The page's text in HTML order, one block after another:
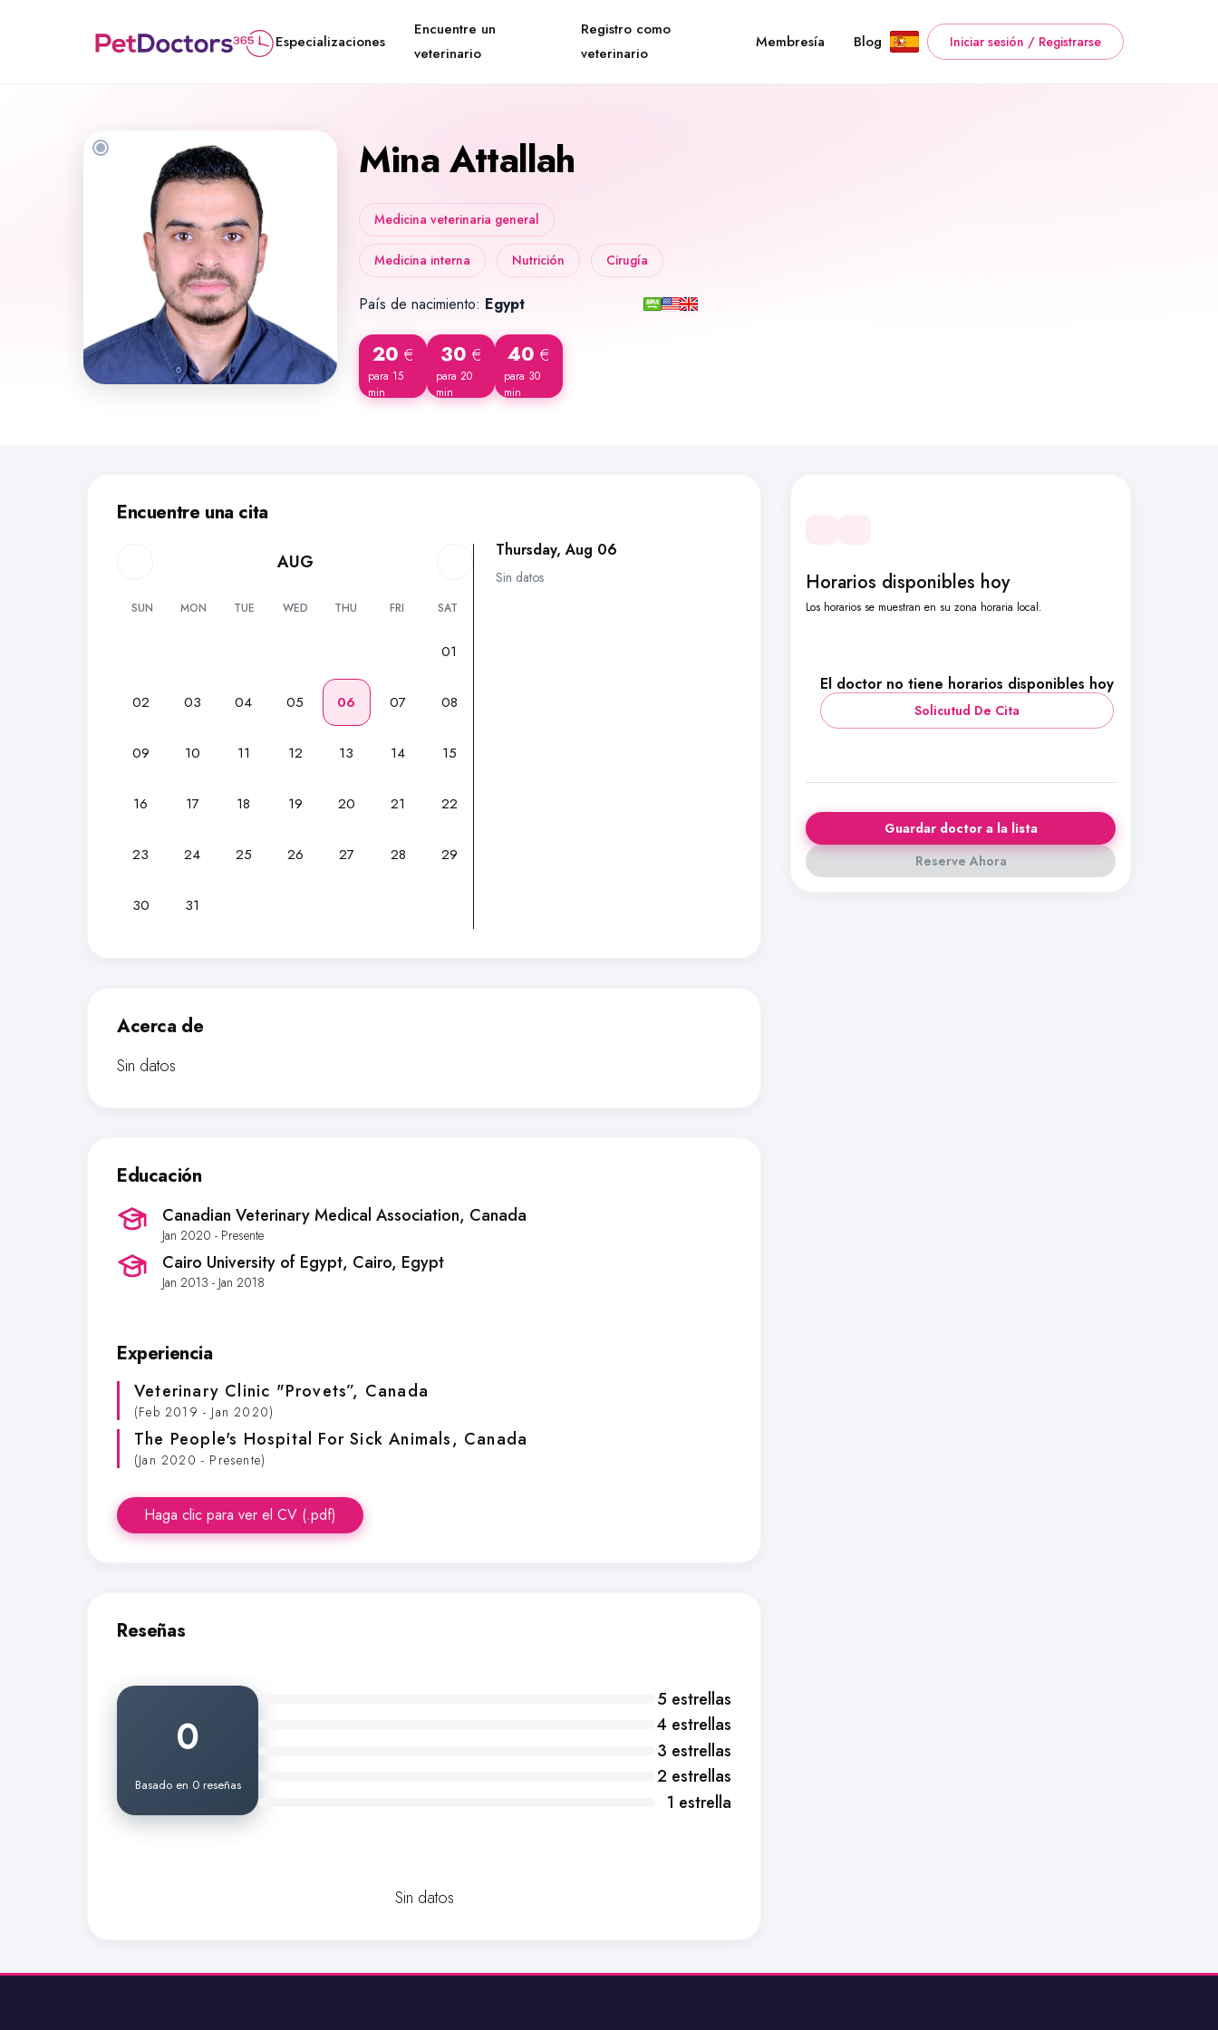
Especializaciones
Encuentre un
veterinario
Registro como
veterinario
Membresía Blog Iniciar sesión / Registrarse
Mina Attallah
Medicina veterinaria general
Medicina interna Nutrición Cirugía
País de nacimiento: Egypt
20 €
para 15
min
30 €
para 20
min
40 €
para 30
min
Encuentre una cita
AUG
SUN MON TUE WED THU FRI SAT
01
02 03 04 05 06 07 08
09 10 11 12 13 14 15
16 17 18 19 20 21 22
23 24 25 26 27 28 29
30 31
Thursday, Aug 06
Sin datos
Acerca de
Sin datos
Educación
Canadian Veterinary Medical Association, Canada
Jan 2020 - Presente
Cairo University of Egypt, Cairo, Egypt
Jan 2013 - Jan 2018
Experiencia
Veterinary Clinic "Provets”, Canada
(Feb 2019 - Jan 2020)
The People's Hospital For Sick Animals, Canada
(Jan 2020 - Presente)
Haga clic para ver el CV (.pdf)
Reseñas
0
Basado en 0 reseñas
5 estrellas
4 estrellas
3 estrellas
2 estrellas
1 estrella
Sin datos
Horarios disponibles hoy
Los horarios se muestran en su zona horaria local.
El doctor no tiene horarios disponibles hoy
Solicutud De Cita
Guardar doctor a la lista
Reserve Ahora